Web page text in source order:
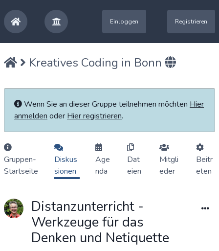
Einloggen Registrieren
Kreatives Coding in Bonn
Wenn Sie an dieser Gruppe teilnehmen möchten Hier
anmelden oder Hier registrieren.
Gruppen-
Startseite
Diskus
sionen
Age
nda
Dat
eien
Mitgli
eder
Beitr
eten
Distanzunterricht -
Werkzeuge für das
Denken und Netiquette